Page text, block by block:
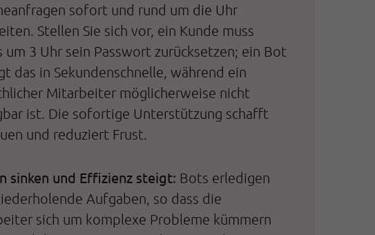
sofort und rund um die Uhr
Stellen Sie sich vor, ein Kunde muss
um 3 Uhr sein Passwort zurücksetzen; ein Bot
das in Sekundenschnelle, während ein
Mitarbeiter möglicherweise nicht
ist. Die sofortige Unterstützung schafft
und reduziert Frust.
sinken und Effizienz steigt: Bots erledigen
Aufgaben, so dass die
sich um komplexe Probleme kümmern